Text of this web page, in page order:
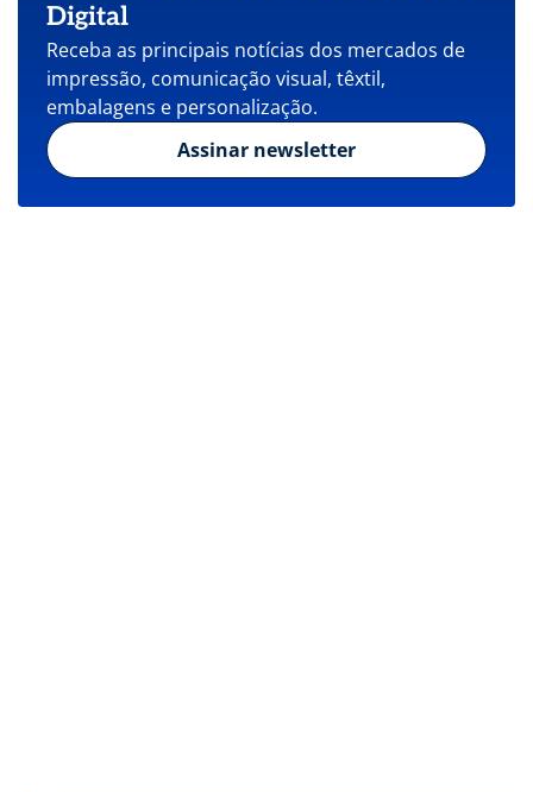
Digital
Receba as principais notícias dos mercados de
impressão, comunicação visual, têxtil,
embalagens e personalização.
Assinar newsletter